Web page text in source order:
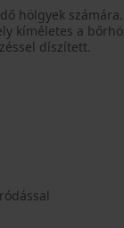
hölgyek
kíméletes a
díszített.